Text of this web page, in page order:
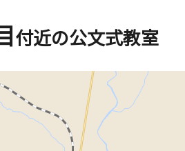
付近の公文式教室